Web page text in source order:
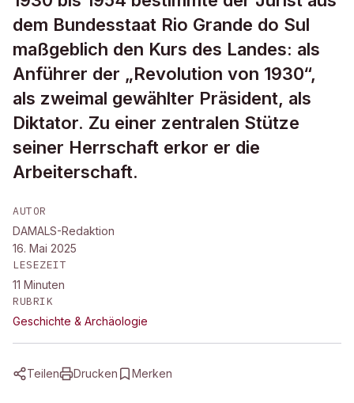
dem Bundesstaat Rio Grande do Sul
maßgeblich den Kurs des Landes: als
Anführer der „Revolution von 1930“,
als zweimal gewählter Präsident, als
Diktator. Zu einer zentralen Stütze
seiner Herrschaft erkor er die
Arbeiterschaft.
AUTOR
DAMALS-Redaktion
16. Mai 2025
LESEZEIT
11 Minuten
RUBRIK
Geschichte & Archäologie
Teilen Drucken Merken